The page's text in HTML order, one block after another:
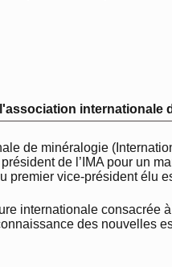
internationale
de minéralogie
de l’IMA pour un
premier vice-président élu
internationale
des nouvelles